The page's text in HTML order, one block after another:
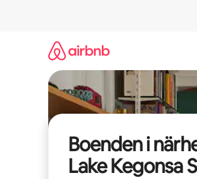
Boenden i
Lake Kegonsa